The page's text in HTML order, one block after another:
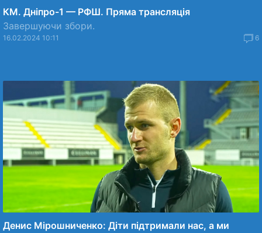
КМ. Дніпро-1 — РФШ. Пряма трансляція
Завершуючи збори.
16.02.2024 10:11 6
Денис Мірошниченко: Діти підтримали нас, а ми